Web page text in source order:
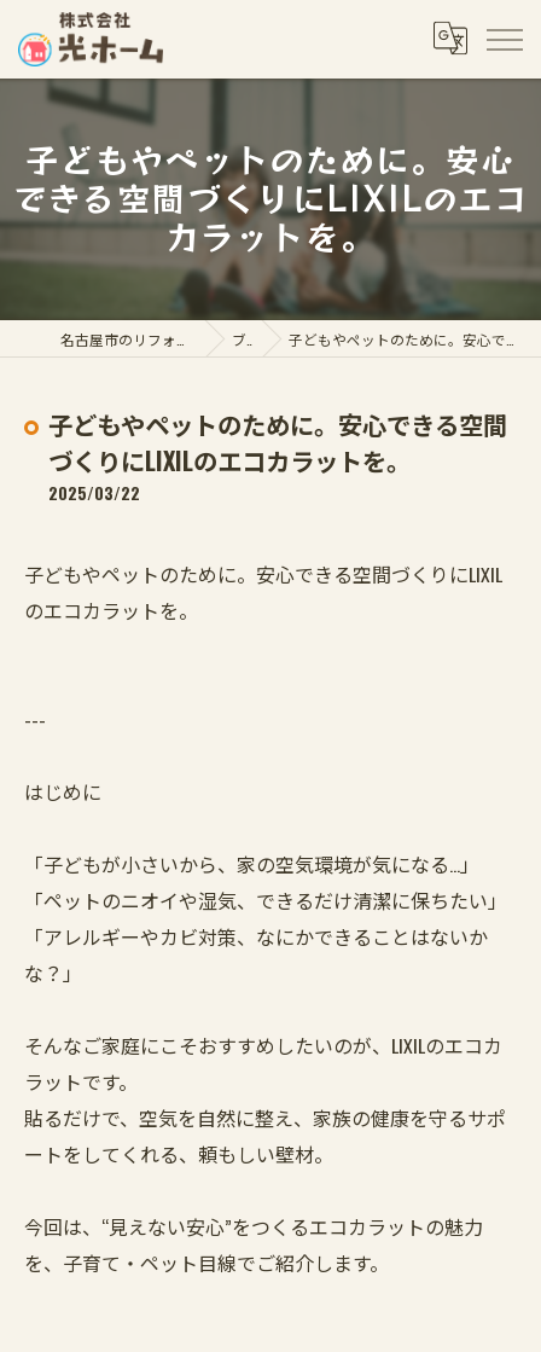
子どもやペットのために。安心
できる空間づくりにLIXILのエコ
カラットを。
ブログ 子どもやペットのために。安心できる空間づくりにLIXILのエコカラットを。
子どもやペットのために。安心できる空間
づくりにLIXILのエコカラットを。
2025/03/22
子どもやペットのために。安心できる空間づくりにLIXIL
のエコカラットを。
---
はじめに
「子どもが小さいから、家の空気環境が気になる…」
「ペットのニオイや湿気、できるだけ清潔に保ちたい」
「アレルギーやカビ対策、なにかできることはないか
な？」
そんなご家庭にこそおすすめしたいのが、LIXILのエコカ
ラットです。
貼るだけで、空気を自然に整え、家族の健康を守るサポ
ートをしてくれる、頼もしい壁材。
今回は、“見えない安心”をつくるエコカラットの魅力
を、子育て・ペット目線でご紹介します。